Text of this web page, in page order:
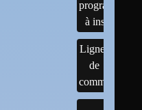
programmes
à installer
Lignes
de
commandes